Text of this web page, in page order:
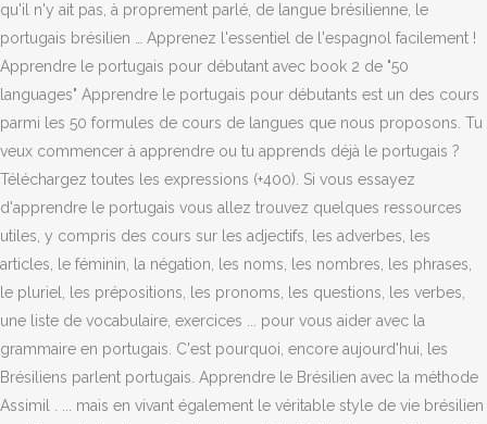
qu'il n'y ait pas, à proprement parlé, de langue brésilienne, le
portugais brésilien … Apprenez l'essentiel de l'espagnol facilement !
Apprendre le portugais pour débutant avec book 2 de "50
languages" Apprendre le portugais pour débutants est un des cours
parmi les 50 formules de cours de langues que nous proposons. Tu
veux commencer à apprendre ou tu apprends déjà le portugais ?
Téléchargez toutes les expressions (+400). Si vous essayez
d'apprendre le portugais vous allez trouvez quelques ressources
utiles, y compris des cours sur les adjectifs, les adverbes, les
articles, le féminin, la négation, les noms, les nombres, les phrases,
le pluriel, les prépositions, les pronoms, les questions, les verbes,
une liste de vocabulaire, exercices ... pour vous aider avec la
grammaire en portugais. C'est pourquoi, encore aujourd'hui, les
Brésiliens parlent portugais. Apprendre le Brésilien avec la méthode
Assimil . ... mais en vivant également le véritable style de vie brésilien